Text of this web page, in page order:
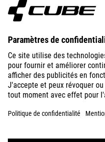
BIKES
E-BIKES
KIDS
GEAR